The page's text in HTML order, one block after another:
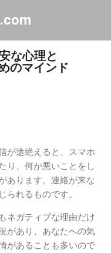
ンツに移動
な心理と
のマインド
が途絶えると、スマホ
り、何か悪いことをし
あります。連絡が来な
られるものです。
ネガティブな理由だけ
があり、あなたへの気
があることも多いので